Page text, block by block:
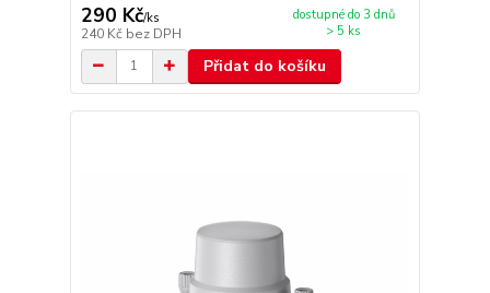
290 Kč/ks
240 Kč bez DPH
dostupné do 3 dnů
> 5 ks
Přidat do košíku